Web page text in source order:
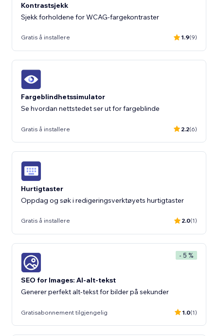
Kontrastsjekk
Sjekk forholdene for WCAG-fargekontraster
Gratis å installere 1.9(9)
Fargeblindhetssimulator
Se hvordan nettstedet ser ut for fargeblinde
Gratis å installere 2.2(6)
Hurtigtaster
Oppdag og søk i redigeringsverktøyets hurtigtaster
Gratis å installere 2.0(1)
- 5 %
SEO for Images: AI-alt-tekst
Generer perfekt alt-tekst for bilder på sekunder
Gratisabonnement tilgjengelig 1.0(1)